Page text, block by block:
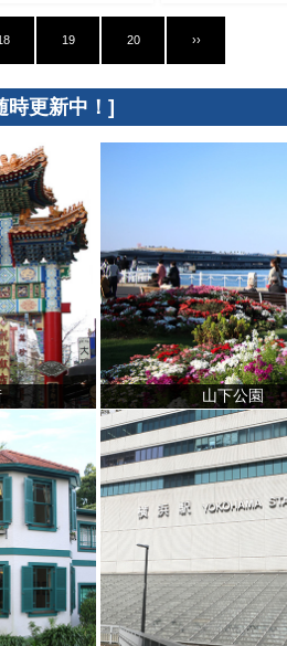
19 20 ››
時更新中！]
山下公園